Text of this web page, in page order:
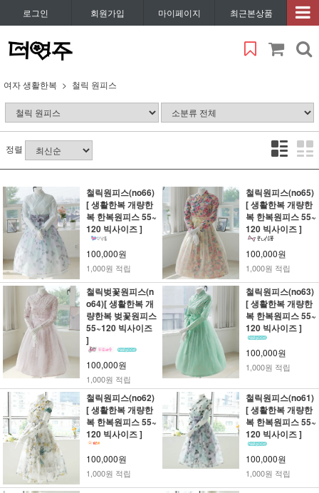
로그인 회원가입 마이페이지 최근본상품
여자 생활한복 철릭 원피스
정렬
철릭원피스(no66)
[ 생활한복 개량한
복 한복원피스 55~
120 빅사이즈 ]
100,000원
1,000원 적립
철릭원피스(no65)
[ 생활한복 개량한
복 한복원피스 55~
120 빅사이즈 ]
100,000원
1,000원 적립
철릭벚꽃원피스(n
o64)[ 생활한복 개
량한복 벚꽃원피스
55~120 빅사이즈
]
100,000원
1,000원 적립
철릭원피스(no63)
[ 생활한복 개량한
복 한복원피스 55~
120 빅사이즈 ]
100,000원
1,000원 적립
철릭원피스(no62)
[ 생활한복 개량한
복 한복원피스 55~
120 빅사이즈 ]
100,000원
1,000원 적립
철릭원피스(no61)
[ 생활한복 개량한
복 한복원피스 55~
120 빅사이즈 ]
100,000원
1,000원 적립